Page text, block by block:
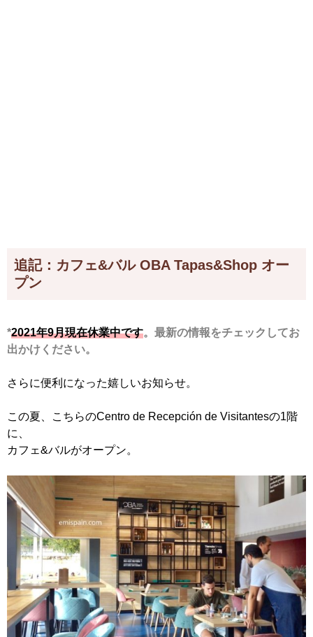
追記：カフェ&バル OBA Tapas&Shop オー
プン
*2021年9月現在休業中です。最新の情報をチェックしてお
出かけください。
さらに便利になった嬉しいお知らせ。
この夏、こちらのCentro de Recepción de Visitantesの1階
に、
カフェ&バルがオープン。